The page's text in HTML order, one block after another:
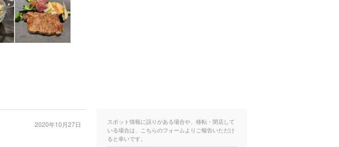
2020年10月27日
スポット情報に誤りがある場合や、移転・閉店して
いる場合は、こちらのフォームよりご報告いただけ
ると幸いです。